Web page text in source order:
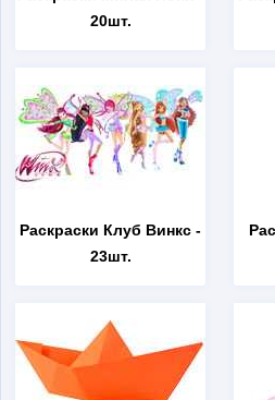
20шт.
Раскраски Клуб Винкс -
23шт.